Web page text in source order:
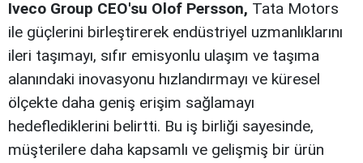
Iveco Group CEO'su Olof Persson, Tata Motors
ile güçlerini birleştirerek endüstriyel uzmanlıklarını
ileri taşımayı, sıfır emisyonlu ulaşım ve taşıma
alanındaki inovasyonu hızlandırmayı ve küresel
ölçekte daha geniş erişim sağlamayı
hedeflediklerini belirtti. Bu iş birliği sayesinde,
müşterilere daha kapsamlı ve gelişmiş bir ürün